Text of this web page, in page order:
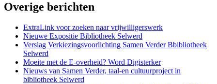
Overige berichten
ExtraLink voor zoeken naar vrijwilligerswerk
Nieuwe Expositie Bibliotheek Selwerd
Verslag Verkiezingsvoorlichting Samen Verder Bbibliotheek
Selwerd
Moeite met de E-overheid? Word Digisterker
Nieuws van Samen Verder, taal-en cultuurproject in
bibliotheek Selwerd